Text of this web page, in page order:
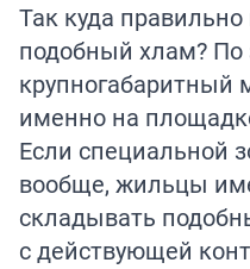
Так куда
подобный хлам? По
крупногабаритный
именно на
Если специальной
вообще, жильцы
складывать
с действующей